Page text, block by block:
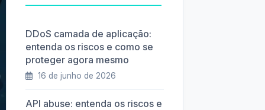
DDoS camada de aplicação:
entenda os riscos e como se
proteger agora mesmo
16 de junho de 2026
API abuse: entenda os riscos e